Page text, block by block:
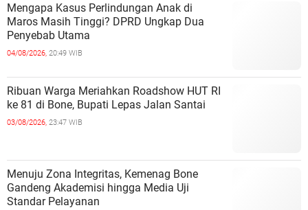
Mengapa Kasus Perlindungan Anak di
Maros Masih Tinggi? DPRD Ungkap Dua
Penyebab Utama
04/08/2026, 20:49 WIB
Ribuan Warga Meriahkan Roadshow HUT RI
ke 81 di Bone, Bupati Lepas Jalan Santai
03/08/2026, 23:47 WIB
Menuju Zona Integritas, Kemenag Bone
Gandeng Akademisi hingga Media Uji
Standar Pelayanan